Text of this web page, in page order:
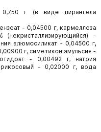
г (в виде пирантела
- 0,04500 г, кармеллоза
-
алюмосиликат - 0,04500 г,
г, симетикон эмульсия -
- 0,00492 г, натрия
- 0,02000 г, вода